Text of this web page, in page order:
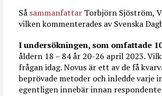
Så sammanfattar Torbjörn Sjöström,
vilken kommenterades av Svenska
I undersökningen, som omfattade
åldern 18 – 84 år 20-26 april 2023.
frågan idag. Novus är ett av de få
beprövade metoder och inledde varje
egentligen innebär innan